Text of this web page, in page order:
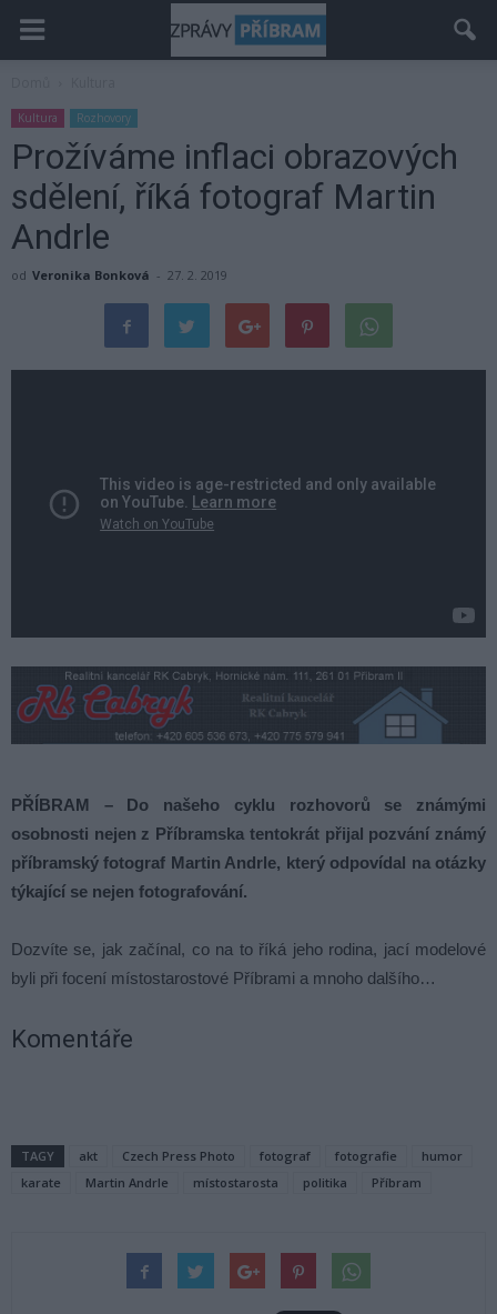
Kultura Rozhovory
Prožíváme inflaci obrazových
sdělení, říká fotograf Martin
Andrle
od Veronika Bonková - 27. 2. 2019
PŘÍBRAM – Do našeho cyklu rozhovorů se známými
osobnosti nejen z Příbramska tentokrát přijal pozvání známý
příbramský fotograf Martin Andrle, který odpovídal na otázky
týkající se nejen fotografování.
Dozvíte se, jak začínal, co na to říká jeho rodina, jací modelové
byli při focení místostarostové Příbrami a mnoho dalšího…
Komentáře
TAGY akt Czech Press Photo fotograf fotografie
humor
karate
Martin Andrle místostarosta politika Příbram